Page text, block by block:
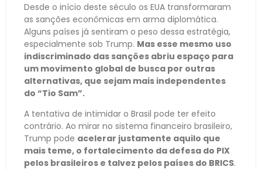
Desde o início deste século os EUA transformaram
as sanções econômicas em arma diplomática.
Alguns países já sentiram o peso dessa estratégia,
especialmente sob Trump. Mas esse mesmo uso
indiscriminado das sanções abriu espaço para
um movimento global de busca por outras
alternativas, que sejam mais independentes
do “Tio Sam”.
A tentativa de intimidar o Brasil pode ter efeito
contrário. Ao mirar no sistema financeiro brasileiro,
Trump pode acelerar justamente aquilo que
mais teme, o fortalecimento da defesa do PIX
pelos brasileiros e talvez pelos países do BRICS.